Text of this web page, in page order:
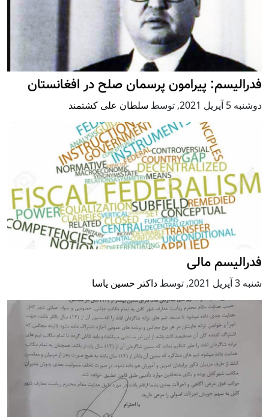
فدرالیسم: پیرامون پرسمان صلح در افغانستان
دوشنبه 5 آپریل 2021 , توسط سلطان علی کشتمند
فدرالیسم مالی
شنبه 3 آپریل 2021 , توسط داکتر حسین یاسا